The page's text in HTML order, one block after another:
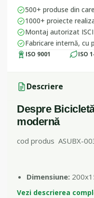
500+ produse din
1000+ proiecte
Montaj autorizat
Fabricare internă, cu
ISO 9001 ISO
Descriere
Despre
modernă
cod produs ASUBX-
Dimensiune:
Vezi descrierea